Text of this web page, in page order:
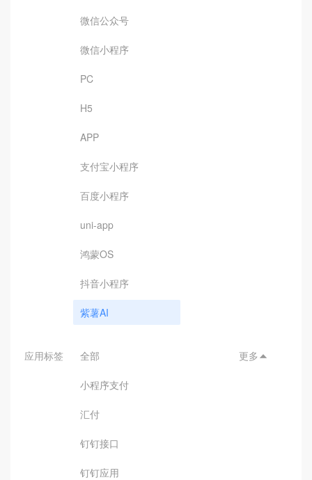
微信公众号
微信小程序
PC
H5
APP
支付宝小程序
百度小程序
uni-app
鸿蒙OS
抖音小程序
紫薯AI
应用标签 全部
小程序支付
汇付
钉钉接口
钉钉应用
更多 